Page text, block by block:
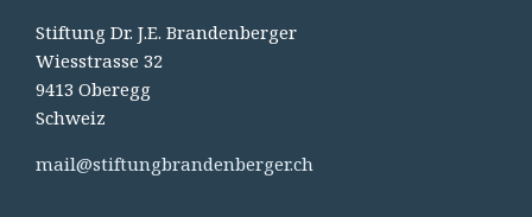
Stiftung Dr. J.E. Brandenberger
Wiesstrasse 32
9413 Oberegg
Schweiz
mail@stiftungbrandenberger.ch